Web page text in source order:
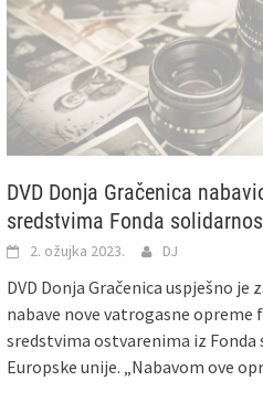
DVD Donja Gračenica
sredstvima Fonda
2. ožujka 2023. DJ
DVD Donja Gračenica uspješno je
nabave nove vatrogasne opreme
sredstvima ostvarenima iz
Europske unije. „Nabavom ove